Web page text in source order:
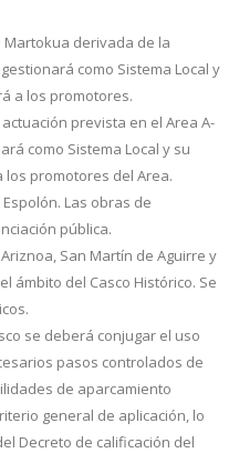
derivada de la
como Sistema Local y
a los promotores.
prevista en el Area A-
como Sistema Local y su
promotores del Area.
Las obras de
pública.
San Martín de Aguirre y
ámbito del Casco Histórico. Se
se deberá conjugar el uso
pasos controlados de
de aparcamiento
general de aplicación, lo
Decreto de calificación del